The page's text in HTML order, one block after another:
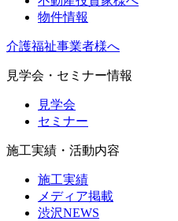
物件情報
介護福祉事業者様へ
見学会・セミナー情報
見学会
セミナー
施工実績・活動内容
施工実績
メディア掲載
渋沢NEWS